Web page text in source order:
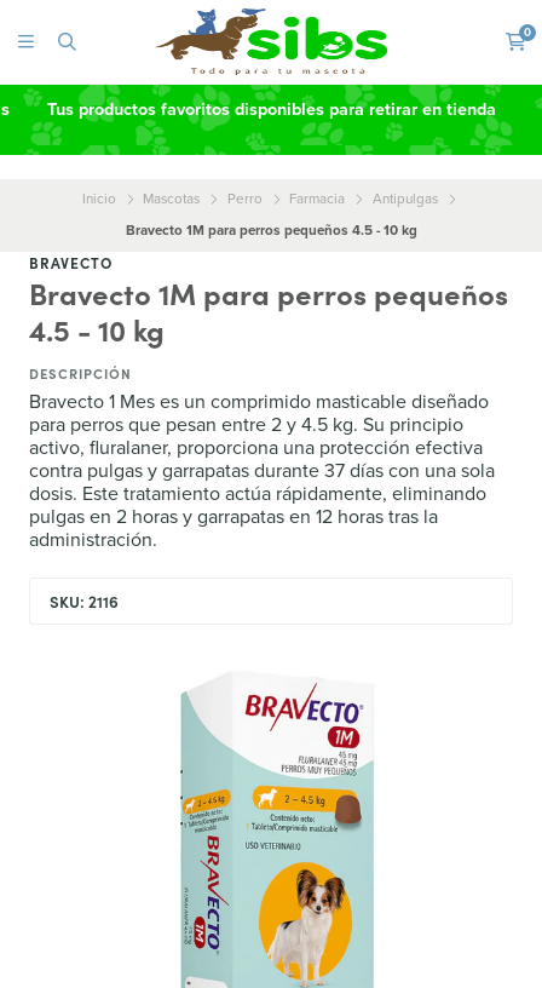
0
Tus productos favoritos disponibles para retirar en tienda
Inicio Mascotas Perro Farmacia
Antipulgas
Bravecto 1M para perros pequeños 4.5 - 10 kg
BRAVECTO
Bravecto 1M para perros pequeños
4.5 - 10 kg
DESCRIPCIÓN
Bravecto 1 Mes es un comprimido masticable diseñado
para perros que pesan entre 2 y 4.5 kg. Su principio
activo, fluralaner, proporciona una protección efectiva
contra pulgas y garrapatas durante 37 días con una sola
dosis. Este tratamiento actúa rápidamente, eliminando
pulgas en 2 horas y garrapatas en 12 horas tras la
administración.
SKU: 2116